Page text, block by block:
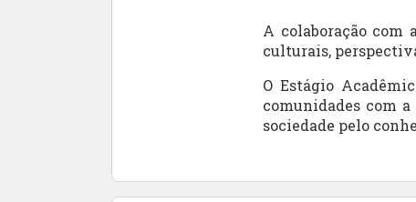
A colaboração com
culturais,
O Estágio
comunidades com
sociedade pelo